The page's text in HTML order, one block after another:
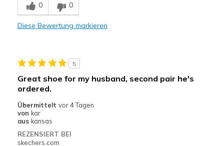
Stylish
Sizing
Feels true to size
0 0
Diese Bewertung markieren
5
Great shoe for my husband, second pair he's
ordered.
Übermittelt vor 4 Tagen
von kar
aus kansas
REZENSIERT BEI
skechers.com